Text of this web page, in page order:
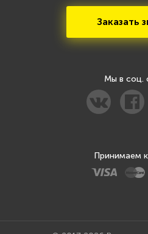
Заказать
Мы в соц.
Принимаем